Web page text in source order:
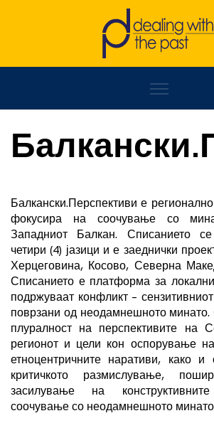
Балкански.Перспективи е
фокусира на соочување со
Западниот Балкан. Списанието
четири (4) јазици и е заеднички
Херцеговина, Косово, Северна
Списанието е платформа за
подржуваат конфликт –
поврзани од неодамнешното минато.
плуралност на перспективите на
регионот и цели кон оспорување
етноцентричните наративи, како
критичкото размислување,
засилување на
соочување со неодамнешното